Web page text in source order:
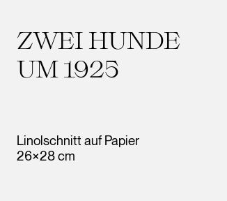
ZWEI HUNDE
UM 1925
Linolschnitt auf Papier
26×28 cm